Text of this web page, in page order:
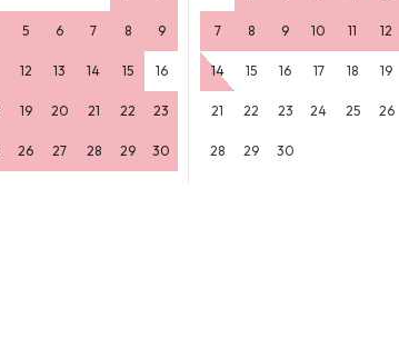
5 6 7 8 9
12 13 14 15 16
19 20 21 22 23
26 27 28 29 30
7 8 9 10 11 12
14 15 16 17 18 19
21 22 23 24 25 26
28 29 30